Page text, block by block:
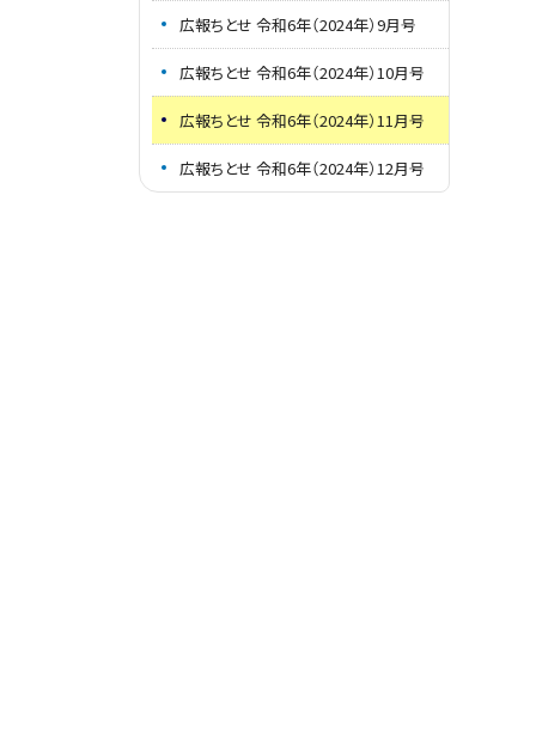
広報ちとせ 令和6年（2024年）9月号
広報ちとせ 令和6年（2024年）10月号
広報ちとせ 令和6年（2024年）11月号
広報ちとせ 令和6年（2024年）12月号